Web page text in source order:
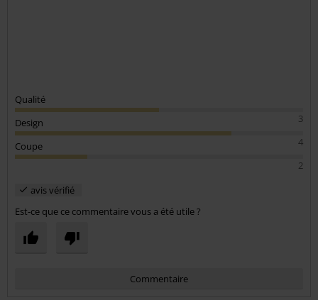
Qualité
3
Design
4
Coupe
2
avis vérifié
Est-ce que ce commentaire vous a été utile ?
Commentaire